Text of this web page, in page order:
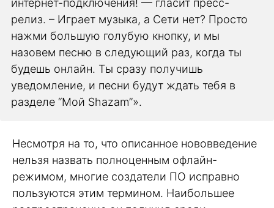
интернет-подключения! — гласит пресс-
релиз. – Играет музыка, а Сети нет? Просто
нажми большую голубую кнопку, и мы
назовем песню в следующий раз, когда ты
будешь онлайн. Ты сразу получишь
уведомление, и песни будут ждать тебя в
разделе “Мой Shazam”».
Несмотря на то, что описанное нововведение
нельзя назвать полноценным офлайн-
режимом, многие создатели ПО исправно
пользуются этим термином. Наибольшее